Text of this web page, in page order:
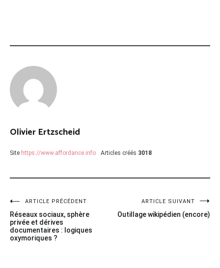
Olivier Ertzscheid
Site https://www.affordance.info Articles créés 3018
Navigation
de
l’article
ARTICLE PRÉCÉDENT
Réseaux sociaux, sphère
privée et dérives
documentaires : logiques
oxymoriques ?
ARTICLE SUIVANT
Outillage wikipédien (encore)